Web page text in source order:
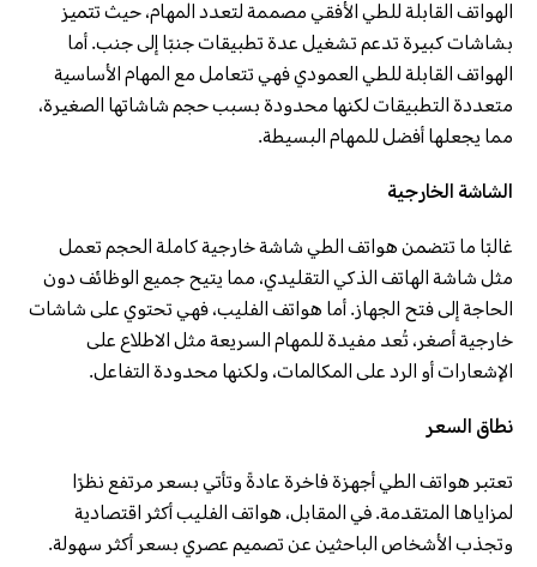
الهواتف القابلة للطي الأفقي مصممة لتعدد المهام، حيث تتميز
بشاشات كبيرة تدعم تشغيل عدة تطبيقات جنبًا إلى جنب. أما
الهواتف القابلة للطي العمودي فهي تتعامل مع المهام الأساسية
متعددة التطبيقات لكنها محدودة بسبب حجم شاشاتها الصغيرة،
مما يجعلها أفضل للمهام البسيطة.
الشاشة الخارجية
غالبًا ما تتضمن هواتف الطي شاشة خارجية كاملة الحجم تعمل
مثل شاشة الهاتف الذكي التقليدي، مما يتيح جميع الوظائف دون
الحاجة إلى فتح الجهاز. أما هواتف الفليب، فهي تحتوي على شاشات
خارجية أصغر، تُعد مفيدة للمهام السريعة مثل الاطلاع على
الإشعارات أو الرد على المكالمات، ولكنها محدودة التفاعل.
نطاق السعر
تعتبر هواتف الطي أجهزة فاخرة عادةً وتأتي بسعر مرتفع نظرًا
لمزاياها المتقدمة. في المقابل، هواتف الفليب أكثر اقتصادية
وتجذب الأشخاص الباحثين عن تصميم عصري بسعر أكثر سهولة.